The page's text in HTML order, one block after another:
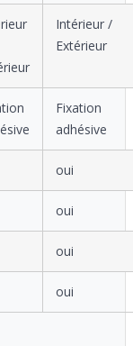
Intérieur /
Extérieur
Fixation
adhésive
oui
oui
oui
oui